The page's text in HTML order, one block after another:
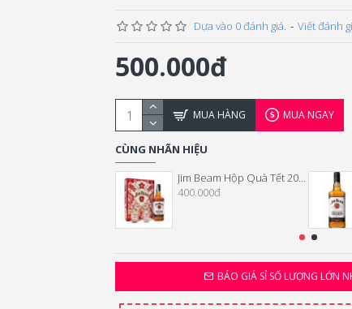
Dựa vào 0 đánh giá. - Viết đánh
500.000đ
MUA HÀNG MUA NGAY
BÁO GIÁ SỈ SỐ LƯỢNG LỚN
CÙNG NHÃN HIỆU
Jim Beam Hộp Quà Tết 2025
400.000đ